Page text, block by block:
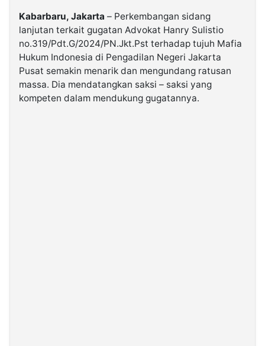
Kabarbaru.co
Kabarbaru, Jakarta – Perkembangan sidang
lanjutan terkait gugatan Advokat Hanry Sulistio
no.319/Pdt.G/2024/PN.Jkt.Pst terhadap tujuh Mafia
Hukum Indonesia di Pengadilan Negeri Jakarta
Pusat semakin menarik dan mengundang ratusan
massa. Dia mendatangkan saksi – saksi yang
kompeten dalam mendukung gugatannya.